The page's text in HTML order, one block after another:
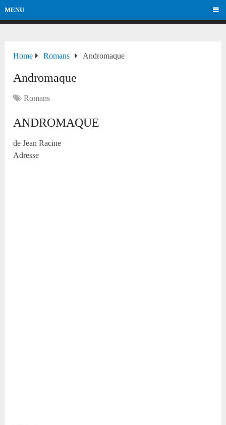
MENU
Home Romans Andromaque
Andromaque
Romans
ANDROMAQUE
de Jean Racine
Adresse